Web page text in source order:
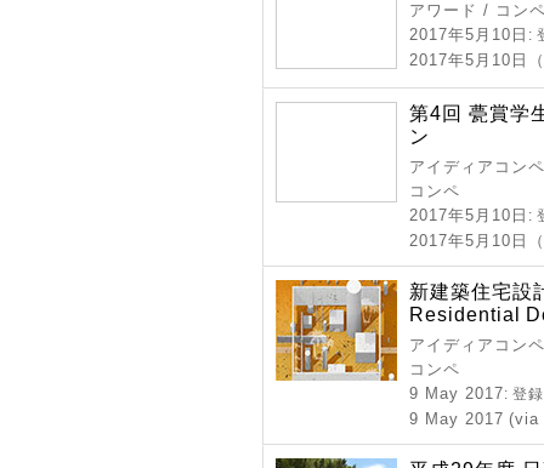
アワード / コン
2017年5月10日 :
2017年5月10日
第4回 甍賞学
ン
アイディアコン
コンペ
2017年5月10日 :
2017年5月10日
新建築住宅設
Residential
アイディアコン
コンペ
9 May 2017: 登
9 May 2017 (via